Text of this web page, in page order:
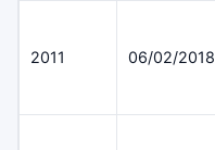
2011 06/02/2018